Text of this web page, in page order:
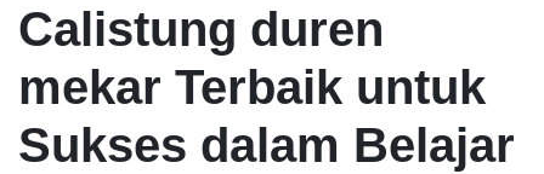
Calistung duren
mekar Terbaik untuk
Sukses dalam Belajar